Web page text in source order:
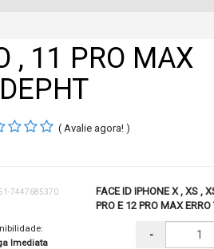
, 11 PRO MAX
( Avalie agora! )
7447685370
FACE ID IPHONE X , XS ,
PRO E 12 PRO MAX ERRO
Imediata
-